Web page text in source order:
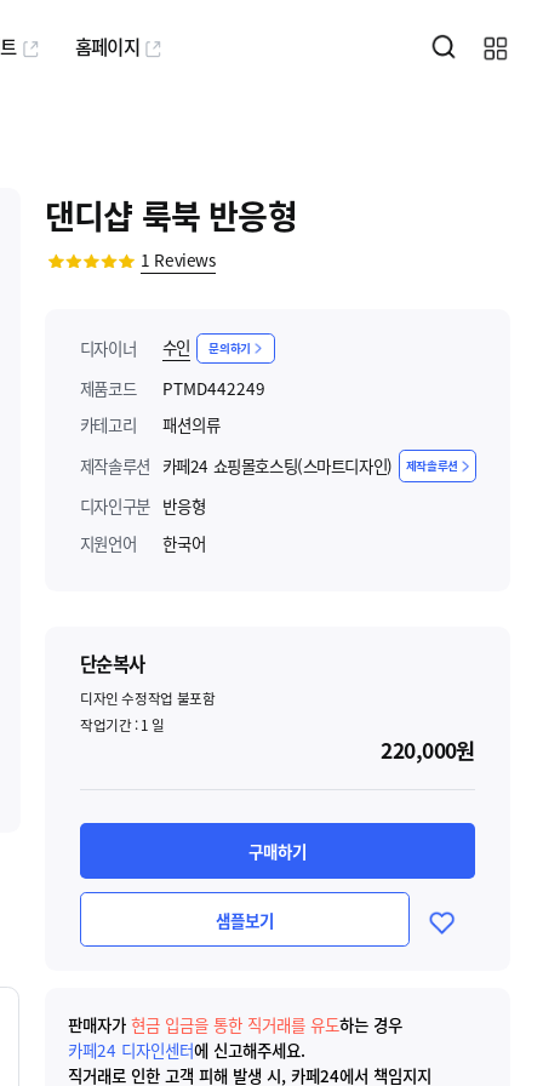
홈페이지
댄디샵 룩북 반응형
1 Reviews
디자이너 수인 문의하기
제품코드
PTMD442249
카테고리
패션의류
제작솔루션 카페24 쇼핑몰호스팅(스마트디자인) 제작솔루션
디자인구분 반응형
지원언어
한국어
단순복사
디자인 수정작업 불포함
작업기간 :1일
220,000원
구매하기
샘플보기
판매자가현금 입금을 통한 직거래를 유도하는 경우
카페24 디자인센터에 신고해주세요.
직거래로 인한 고객 피해 발생 시, 카페24에서 책임지지